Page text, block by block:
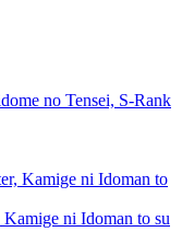
no Tensei, S-Rank
ni Idoman to su